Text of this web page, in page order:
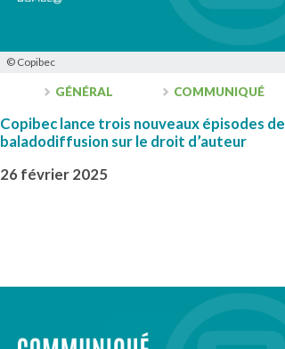
© Copibec
GÉNÉRAL COMMUNIQUÉ
Copibec lance trois nouveaux épisodes de
baladodiffusion sur le droit d’auteur
26 février 2025